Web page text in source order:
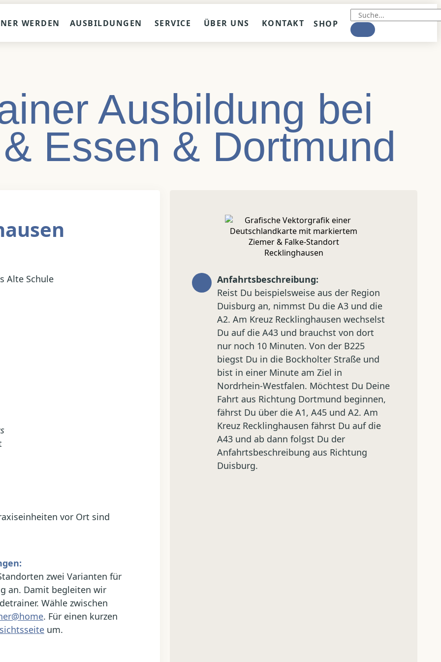
WERDEN AUSBILDUNGEN SERVICE ÜBER UNS KONTAKT SHOP
Ausbildung bei
Essen & Dortmund
Alte Schule
vor Ort sind
zwei Varianten für
an. Damit begleiten wir
Wähle zwischen
. Für einen kurzen
um.
Anfahrtsbeschreibung:
Reist Du beispielsweise aus der Region
Duisburg an, nimmst Du die A3 und die
A2. Am Kreuz Recklinghausen wechselst
Du auf die A43 und brauchst von dort
nur noch 10 Minuten. Von der B225
biegst Du in die Bockholter Straße und
bist in einer Minute am Ziel in
Nordrhein-Westfalen. Möchtest Du Deine
Fahrt aus Richtung Dortmund beginnen,
fährst Du über die A1, A45 und A2. Am
Kreuz Recklinghausen fährst Du auf die
A43 und ab dann folgst Du der
Anfahrtsbeschreibung aus Richtung
Duisburg.